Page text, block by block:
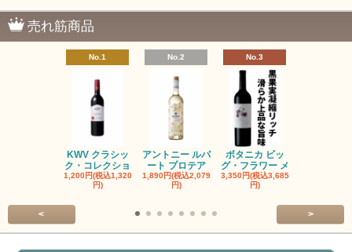
売れ筋商品
No.1
KWV クラシッ
ク・コレクショ
1,200円(税込1,320
円)
No.2
アントニー ルパ
ート プロテア
1,890円(税込2,079
円)
No.3
ボタニカ ビッ
グ・フラワー メ
3,350円(税込3,685
円)
< >